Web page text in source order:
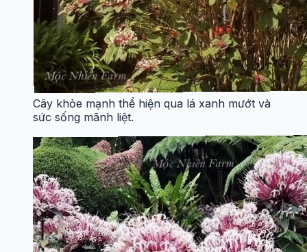
Cây khỏe mạnh thể hiện qua lá xanh mướt và
sức sống mãnh liệt.